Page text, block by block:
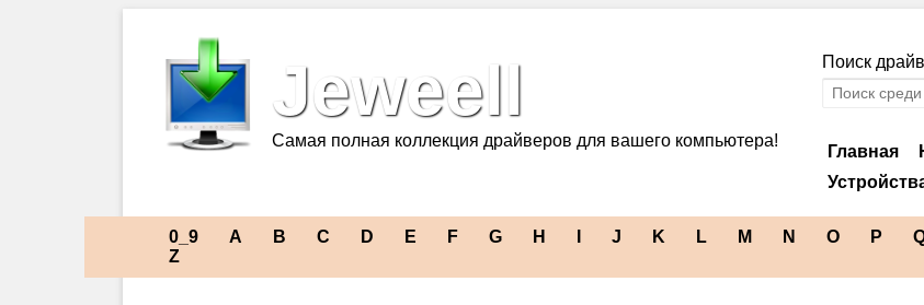
Jeweell
Самая полная коллекция драйверов для вашего компьютера!
Поиск
Главная
0_9 A B C D E F G H J K L M N O P
Z